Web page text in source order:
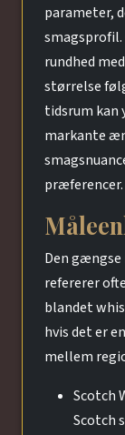
parameter,
rundhed
størrelse
tidsrum kan
markante
præferencer.
Den gængse
refererer
blandet
hvis det er
mellem
Scotch
Scotch